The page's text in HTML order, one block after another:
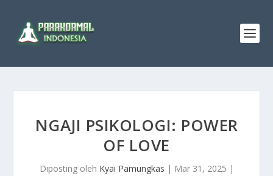
NGAJI PSIKOLOGI: POWER
OF LOVE
Diposting oleh Kyai Pamungkas | Mar 31, 2025 |